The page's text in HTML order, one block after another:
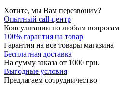
Хотите, мы Вам перезвоним?
Опытный call-центр
Консультации по любым вопросам
100% гарантия на товар
Гарантия на все товары магазина
Бесплатная доставка
На сумму заказа от 1000 грн.
Выгодные условия
Предлагаем сотрудничество